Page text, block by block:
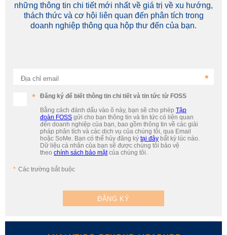
những thông tin chi tiết mới nhất về giá trị về xu hướng,
thách thức và cơ hội liên quan đến phân tích trong
doanh nghiệp thông qua hộp thư đến của bạn.
Địa chỉ email
Đăng ký để biết thông tin chi tiết và tin tức từ FOSS
Bằng cách đánh dấu vào ô này, bạn sẽ cho phép Tập
đoàn FOSS gửi cho bạn thông tin và tin tức có liên quan
đến doanh nghiệp của bạn, bao gồm thông tin về các giải
pháp phân tích và các dịch vụ của chúng tôi, qua Email
hoặc SoMe. Bạn có thể hủy đăng ký tại đây bất kỳ lúc nào.
Dữ liệu cá nhân của bạn sẽ được chúng tôi bảo vệ
theo chính sách bảo mậtcủa chúng tôi.
Các trường bắt buộc
ĐĂNG KÝ